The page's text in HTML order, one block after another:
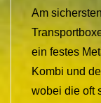
Am
ein festes
Kombi und
wobei die oft